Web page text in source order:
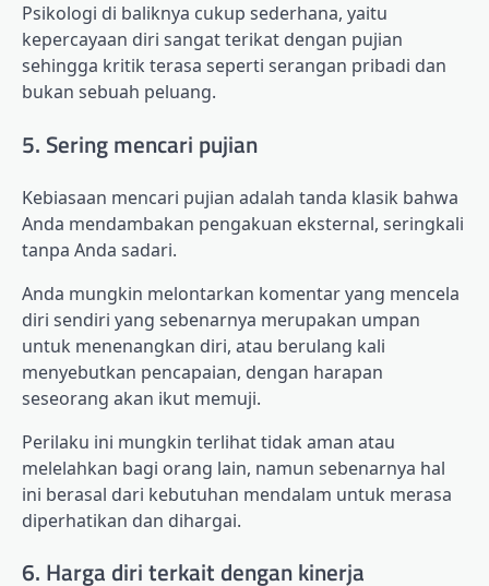
Psikologi di baliknya cukup sederhana, yaitu
kepercayaan diri sangat terikat dengan pujian
sehingga kritik terasa seperti serangan pribadi dan
bukan sebuah peluang.
5. Sering mencari pujian
Kebiasaan mencari pujian adalah tanda klasik bahwa
Anda mendambakan pengakuan eksternal, seringkali
tanpa Anda sadari.
Anda mungkin melontarkan komentar yang mencela
diri sendiri yang sebenarnya merupakan umpan
untuk menenangkan diri, atau berulang kali
menyebutkan pencapaian, dengan harapan
seseorang akan ikut memuji.
Perilaku ini mungkin terlihat tidak aman atau
melelahkan bagi orang lain, namun sebenarnya hal
ini berasal dari kebutuhan mendalam untuk merasa
diperhatikan dan dihargai.
6. Harga diri terkait dengan kinerja